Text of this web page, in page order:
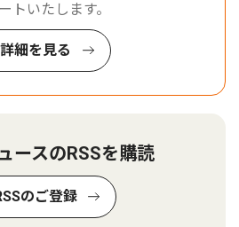
トいたします。
詳細を見る
ースのRSSを購読
のご登録